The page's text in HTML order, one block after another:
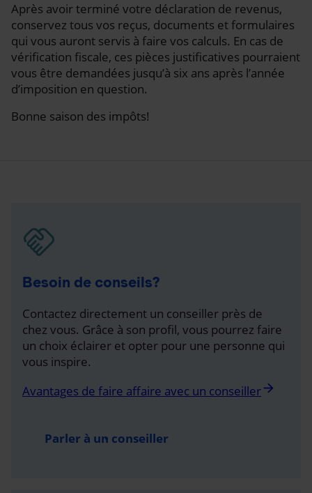
Après avoir terminé votre déclaration de revenus,
conservez tous vos reçus, documents et formulaires
qui vous auront servis à faire vos calculs. En cas de
vérification fiscale, ces pièces justificatives pourraient
vous être demandées jusqu’à six ans après l’année
d’imposition en question.
Bonne saison des impôts!
Besoin de conseils?
Contactez directement un conseiller près de
chez vous. Grâce à son profil, vous pourrez faire
un choix éclairer et opter pour une personne qui
vous inspire.
Avantages de faire affaire avec un conseillerarrow_forward
Parler à un conseiller